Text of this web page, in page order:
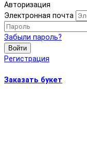
Авторизация
Электронная почта
Забыли пароль?
Войти
Регистрация
Заказать букет